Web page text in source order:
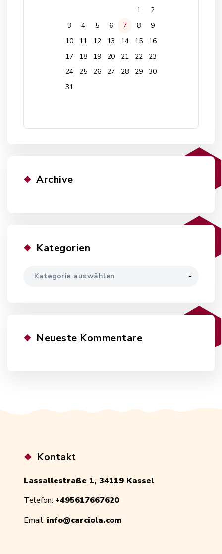
1
2
3
4 5 6 7 8
9
10
11 12 13 14 15
16
17
18 19 20 21 22
23
24
25 26 27 28 29
30
31
Archive
Kategorien
Kategorien
Neueste Kommentare
Kontakt
Lassallestraße 1, 34119 Kassel
Telefon: +495617667620
Email: info@carciola.com